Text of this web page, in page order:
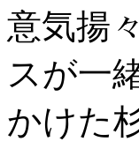
意気揚
スが一
かけた